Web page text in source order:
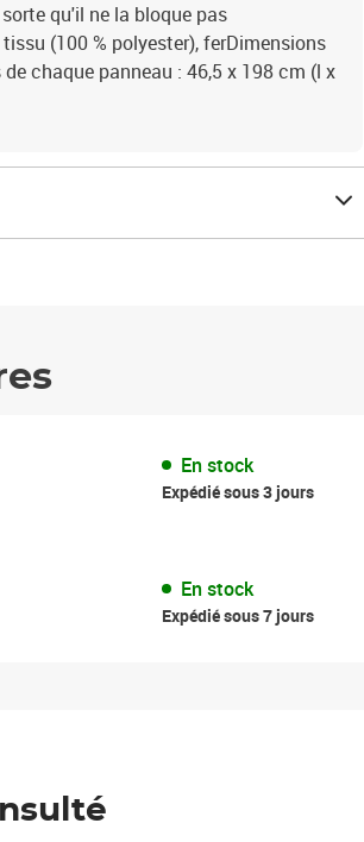
qu'il ne la bloque pas
(100 % polyester), ferDimensions
chaque panneau : 46,5 x 198 cm (l x
En stock
Expédié sous 3 jours
En stock
Expédié sous 7 jours